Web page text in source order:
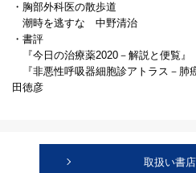
・胸部外科医の散歩道
潮時を逃すな 中野清治
・書評
『今日の治療薬2020－解説と便覧
『非悪性呼吸器細胞診アトラス－
田徳彦
取扱い書